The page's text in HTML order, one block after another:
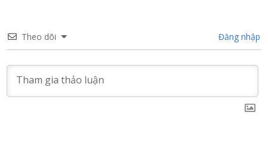
Theo dõi Đăng nhập